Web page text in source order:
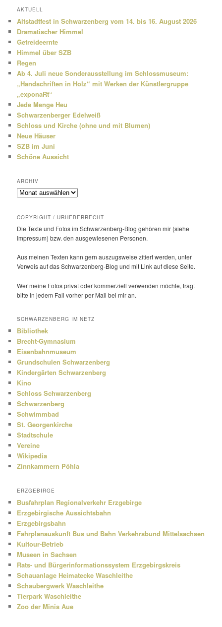
h
n
AKTUELL
Altstadtfest in Schwarzenberg vom 14. bis 16. August 2026
Dramatischer Himmel
Getreideernte
Himmel über SZB
Regen
Ab 4. Juli neue Sonderausstellung im Schlossmuseum:
„Handschriften in Holz“ mit Werken der Künstlergruppe
„exponaRt“
Jede Menge Heu
Schwarzenberger Edelweiß
Schloss und Kirche (ohne und mit Blumen)
Neue Häuser
SZB im Juni
Schöne Aussicht
ARCHIV
Archiv
COPYRIGHT / URHEBERRECHT
Die Texte und Fotos im Schwarzenberg-Blog gehören mir (siehe
Impressum) bzw. den ausge­wie­senen Personen.
Aus meinen Texten kann gern auszugs­weise zitiert werden, unter
Verweis auf das Schwarzenberg-Blog und mit Link auf diese Seite.
Wer meine Fotos privat oder kommer­ziell verwenden möchte, fragt
bitte in jedem Fall vorher per Mail bei mir an.
SCHWARZENBERG IM NETZ
Bibliothek
Brecht-Gymnasium
Eisenbahnmuseum
Grundschulen Schwarzenberg
Kindergärten Schwarzenberg
Kino
Schloss Schwarzenberg
Schwarzenberg
Schwimmbad
St. Georgenkirche
Stadtschule
Vereine
Wikipedia
Zinnkammern Pöhla
ERZGEBIRGE
Busfahrplan Regionalverkehr Erzgebirge
Erzgebirgische Aussichtsbahn
Erzgebirgsbahn
Fahrplanauskunft Bus und Bahn Verkehrsbund Mittelsachsen
Kultour-Betrieb
Museen in Sachsen
Rats- und Bürgerinformationssystem Erzgebirgskreis
Schauanlage Heimatecke Waschleithe
Schaubergwerk Waschleithe
Tierpark Waschleithe
Zoo der Minis Aue